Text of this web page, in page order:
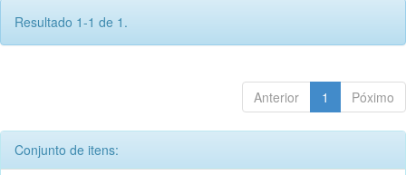
Resultado 1-1 de 1.
Anterior 1 Póximo
Conjunto de itens: